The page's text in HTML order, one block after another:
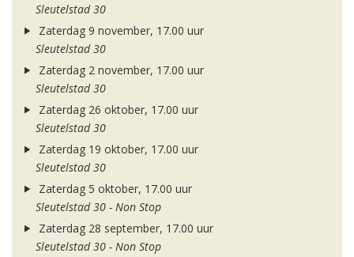
Sleutelstad 30
Zaterdag 9 november, 17.00 uur
Sleutelstad 30
Zaterdag 2 november, 17.00 uur
Sleutelstad 30
Zaterdag 26 oktober, 17.00 uur
Sleutelstad 30
Zaterdag 19 oktober, 17.00 uur
Sleutelstad 30
Zaterdag 5 oktober, 17.00 uur
Sleutelstad 30 - Non Stop
Zaterdag 28 september, 17.00 uur
Sleutelstad 30 - Non Stop